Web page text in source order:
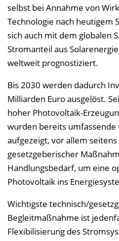
selbst bei Annahme von
Technologie nach heutigem
sich auch mit dem globalen
Stromanteil aus
weltweit prognostiziert.
Bis 2030 werden dadurch
Milliarden Euro ausgelöst.
hoher Photovoltaik-
wurden bereits umfassende
aufgezeigt, vor allem
gesetzgeberischer
Handlungsbedarf, um eine
Photovoltaik ins
Wichtigste technisch/
Begleitmaßnahme ist
Flexibilisierung des